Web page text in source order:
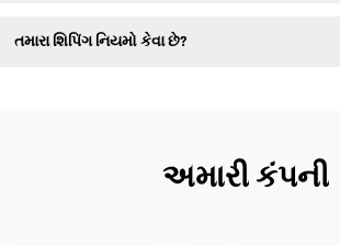
તમારા શિપિંગ નિયમો કેવા છે?
અમારી કંપની